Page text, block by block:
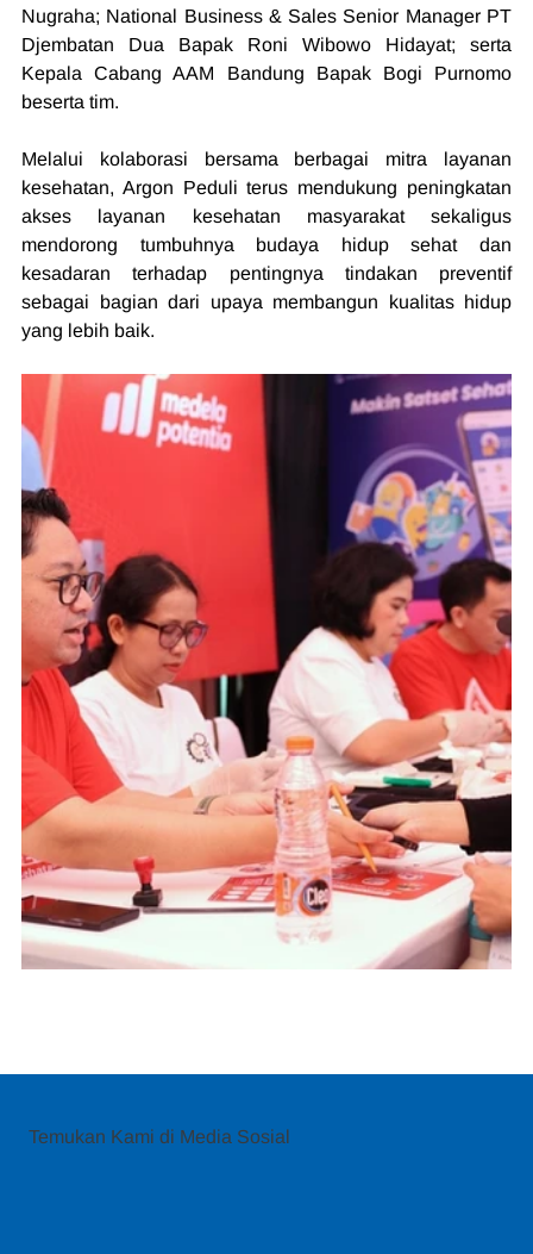
Nugraha; National Business & Sales Senior Manager PT
Djembatan Dua Bapak Roni Wibowo Hidayat; serta
Kepala Cabang AAM Bandung Bapak Bogi Purnomo
beserta tim.
Melalui kolaborasi bersama berbagai mitra layanan
kesehatan, Argon Peduli terus mendukung peningkatan
akses layanan kesehatan masyarakat sekaligus
mendorong tumbuhnya budaya hidup sehat dan
kesadaran terhadap pentingnya tindakan preventif
sebagai bagian dari upaya membangun kualitas hidup
yang lebih baik.
Temukan Kami di Media Sosial